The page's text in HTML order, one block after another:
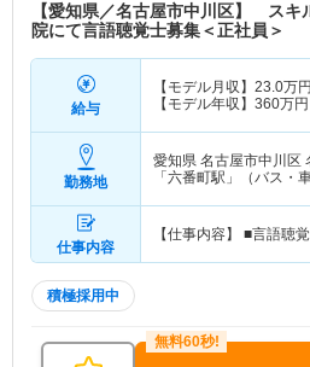
【愛知県／名古屋市中川区】 スキ
院にて言語聴覚士募集＜正社員＞
給与
【モデル月収】 23.0万
【モデル年収】 360万円
勤務地
愛知県 名古屋市中川区
「六番町駅」（バス・
仕事内容
【仕事内容】 ■言語聴
積極採用中